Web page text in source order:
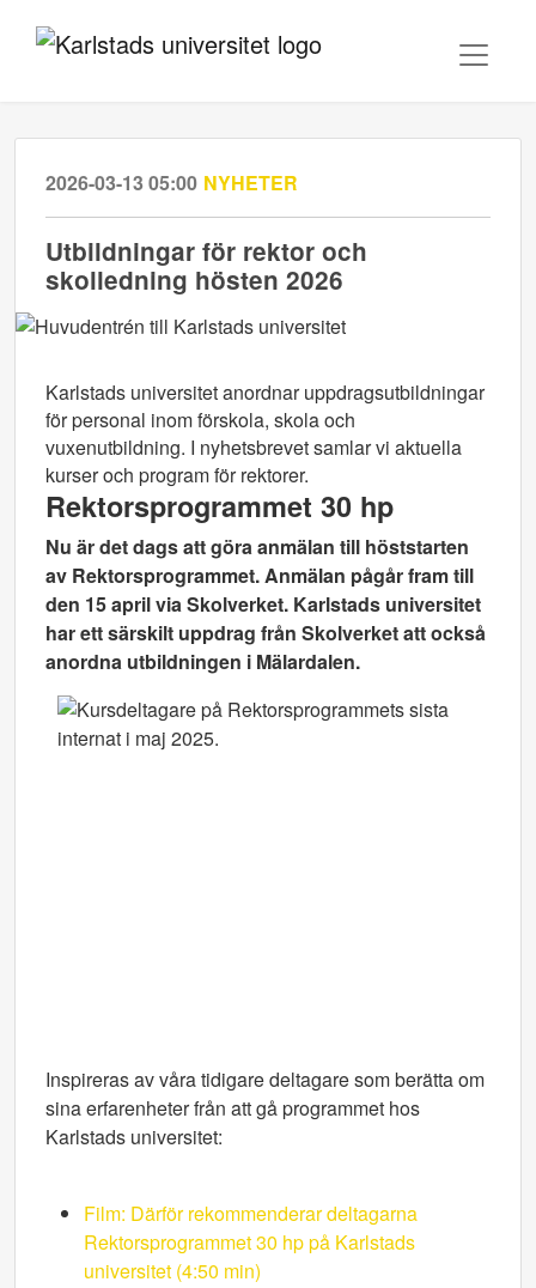
2026-03-13 05:00 NYHETER
Utbildningar för rektor och
skolledning hösten 2026
Karlstads universitet anordnar uppdragsutbildningar
för personal inom förskola, skola och
vuxenutbildning. I nyhetsbrevet samlar vi aktuella
kurser och program för rektorer.
Rektorsprogrammet 30 hp
Nu är det dags att göra anmälan till höststarten
av Rektorsprogrammet. Anmälan pågår fram till
den 15 april via Skolverket. Karlstads universitet
har ett särskilt uppdrag från Skolverket att också
anordna utbildningen i Mälardalen.
Inspireras av våra tidigare deltagare som berätta om
sina erfarenheter från att gå programmet hos
Karlstads universitet:
Film: Därför rekommenderar deltagarna
Rektorsprogrammet 30 hp på Karlstads
universitet (4:50 min)